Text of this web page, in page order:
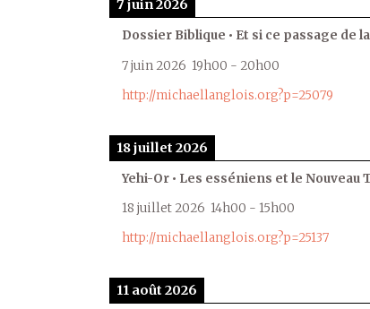
7 juin 2026
Dossier Biblique • Et si ce passage de
7 juin 2026 19h00 - 20h00
http://michaellanglois.org?p=25079
18 juillet 2026
Yehi-Or • Les esséniens et le Nouveau
18 juillet 2026 14h00 - 15h00
http://michaellanglois.org?p=25137
11 août 2026